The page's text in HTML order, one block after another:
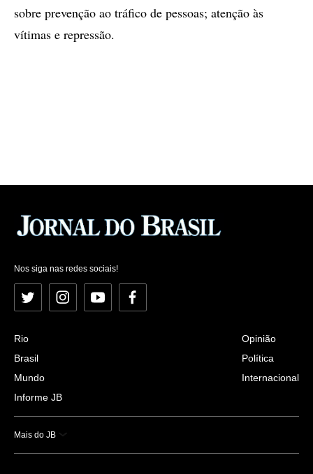
sobre prevenção ao tráfico de pessoas; atenção às
vítimas e repressão.
Nos siga nas redes sociais!
Twitter InstagramYouTubeFacebook
Rio
Brasil
Mundo
Informe JB
Opinião
Política
Internacional
Mais do JB
Esportes